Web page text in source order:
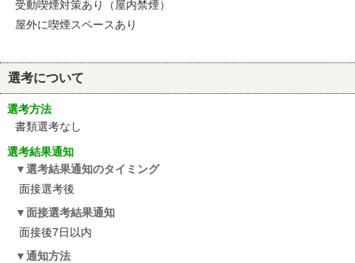
受動喫煙対策あり（屋内禁煙）
屋外に喫煙スペースあり
選考について
選考方法
書類選考なし
選考結果通知
選考結果通知のタイミング
面接選考後
面接選考結果通知
面接後7日以内
通知方法